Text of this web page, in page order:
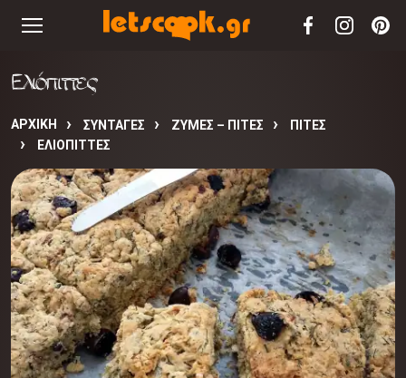
Ελιόπιττες
ΑΡΧΙΚΉ ΣΥΝΤΑΓΈΣ ΖΥΜΕΣ – ΠΙΤΕΣ
ΠΙΤΕΣ
ΕΛΙΌΠΙΤΤΕΣ